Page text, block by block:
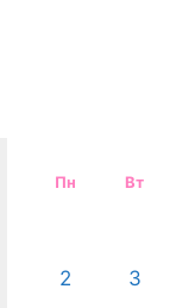
Пн Вт
2 3